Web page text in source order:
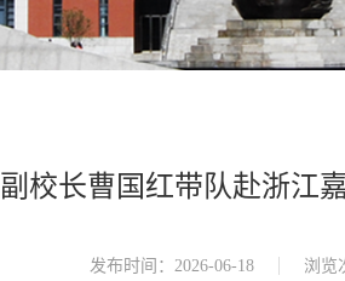
副校长曹国红带队赴浙江
发布时间：2026-06-18 浏览